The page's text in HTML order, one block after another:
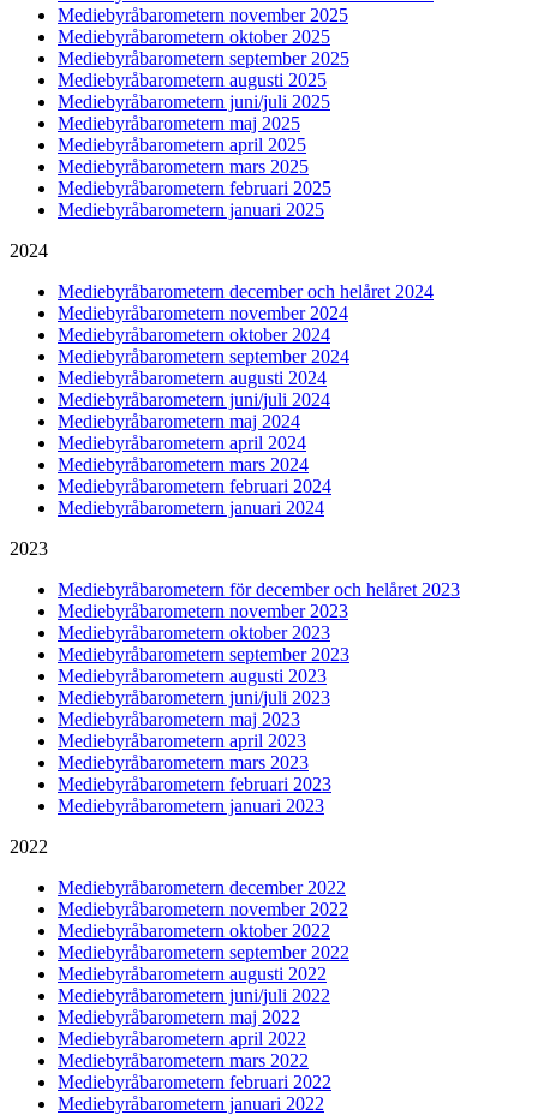
Mediebyråbarometern november 2025
Mediebyråbarometern oktober 2025
Mediebyråbarometern september 2025
Mediebyråbarometern augusti 2025
Mediebyråbarometern juni/juli 2025
Mediebyråbarometern maj 2025
Mediebyråbarometern april 2025
Mediebyråbarometern mars 2025
Mediebyråbarometern februari 2025
Mediebyråbarometern januari 2025
2024
Mediebyråbarometern december och helåret 2024
Mediebyråbarometern november 2024
Mediebyråbarometern oktober 2024
Mediebyråbarometern september 2024
Mediebyråbarometern augusti 2024
Mediebyråbarometern juni/juli 2024
Mediebyråbarometern maj 2024
Mediebyråbarometern april 2024
Mediebyråbarometern mars 2024
Mediebyråbarometern februari 2024
Mediebyråbarometern januari 2024
2023
Mediebyråbarometern för december och helåret 2023
Mediebyråbarometern november 2023
Mediebyråbarometern oktober 2023
Mediebyråbarometern september 2023
Mediebyråbarometern augusti 2023
Mediebyråbarometern juni/juli 2023
Mediebyråbarometern maj 2023
Mediebyråbarometern april 2023
Mediebyråbarometern mars 2023
Mediebyråbarometern februari 2023
Mediebyråbarometern januari 2023
2022
Mediebyråbarometern december 2022
Mediebyråbarometern november 2022
Mediebyråbarometern oktober 2022
Mediebyråbarometern september 2022
Mediebyråbarometern augusti 2022
Mediebyråbarometern juni/juli 2022
Mediebyråbarometern maj 2022
Mediebyråbarometern april 2022
Mediebyråbarometern mars 2022
Mediebyråbarometern februari 2022
Mediebyråbarometern januari 2022